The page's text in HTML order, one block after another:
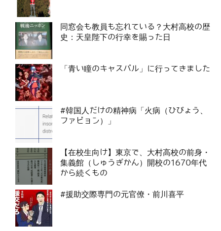
同窓会も教員も忘れている？大村高校の歴
史：天皇陛下の行幸を賜った日
「青い瞳のキャスバル」に行ってきました
#韓国人だけの精神病「火病（ひびょう、
ファビョン）」
【在校生向け】東京で、大村高校の前身・
集義館（しゅうぎかん）開校の1670年代
から続くもの
#援助交際専門の元官僚・前川喜平